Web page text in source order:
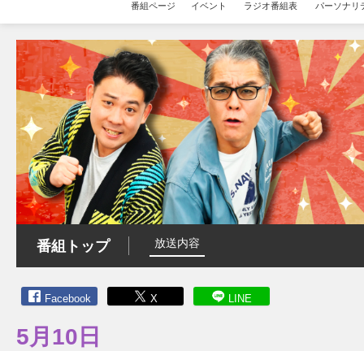
ュ
ー
番組ページ イベント ラジオ番組表 パーソナリ
番組トップ 放送内容
Facebook X LINE
5月10日